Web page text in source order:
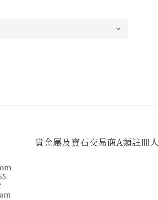
貴金屬及寶石交易商A類註冊人